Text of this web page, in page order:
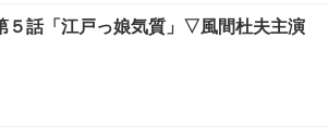
話「江戸っ娘気質」▽風間杜夫主演